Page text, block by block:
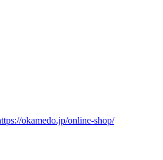
okamedo.jp/online-shop/